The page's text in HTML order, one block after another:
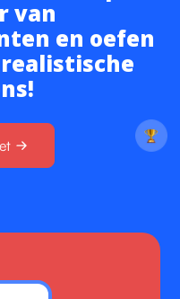
van
en oefen